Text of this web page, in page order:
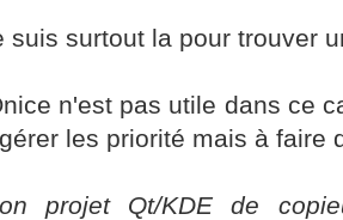
suis surtout la pour trouver
n'est pas utile dans ce
les priorité mais à faire
projet Qt/KDE de